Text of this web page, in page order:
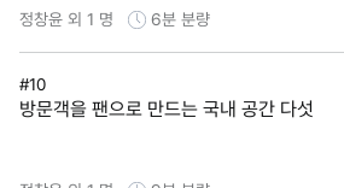
정창윤 외 1 명 6분 분량
#10
방문객을 팬으로 만드는 국내 공간 다섯